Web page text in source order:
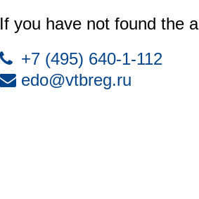
If you have not found the
+7 (495) 640-1-112
edo@vtbreg.ru